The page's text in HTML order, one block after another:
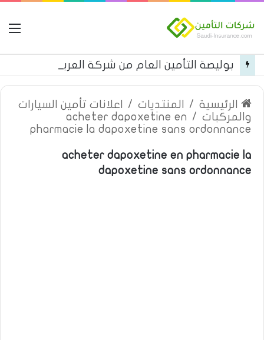
الرئيسية / المنتديات /
اعلانات تأمين السيارات
والمركبات /
acheter dapoxetine en
pharmacie la dapoxetine sans ordonnance
acheter dapoxetine en pharmacie la
dapoxetine sans ordonnance